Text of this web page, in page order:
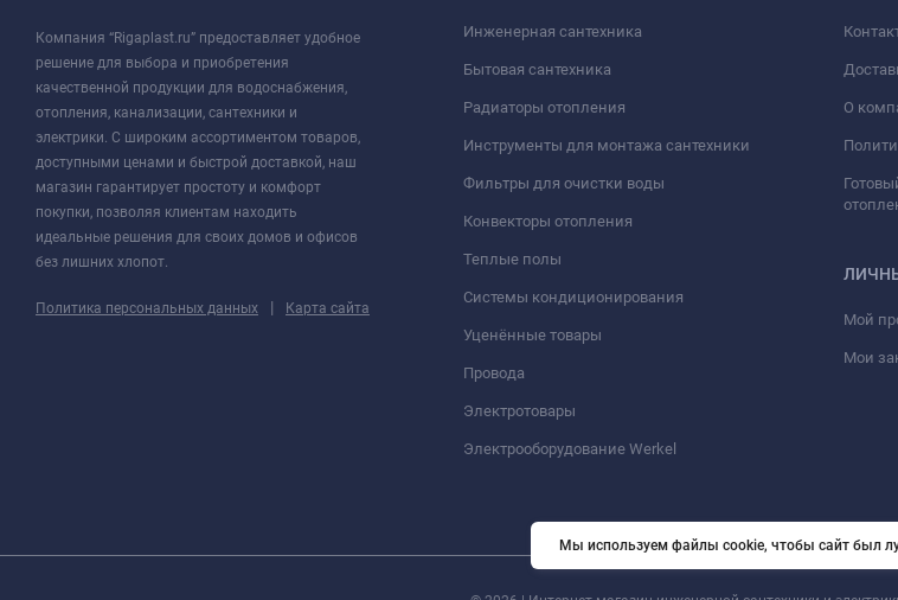
Компания “Rigaplast.ru” предоставляет удобное
решение для выбора и приобретения
качественной продукции для водоснабжения,
отопления, канализации, сантехники и
электрики. С широким ассортиментом товаров,
доступными ценами и быстрой доставкой, наш
магазин гарантирует простоту и комфорт
покупки, позволяя клиентам находить
идеальные решения для своих домов и офисов
без лишних хлопот.
Политика персональных данных | Карта сайта
Инженерная сантехника
Бытовая сантехника
Радиаторы отопления
Инструменты для монтажа сантехники
Фильтры для очистки воды
Конвекторы отопления
Теплые полы
Системы кондиционирования
Уценённые товары
Провода
Электротовары
Электрооборудование Werkel
О
Мой
Мои
Мы используем файлы cookie, чтобы сайт был